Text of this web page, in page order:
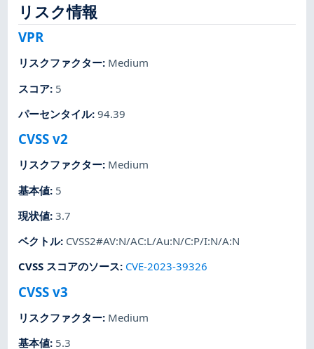
リスク情報
VPR
リスクファクター: Medium
スコア: 5
パーセンタイル:94.39
CVSS v2
リスクファクター: Medium
基本値: 5
現状値:3.7
ベクトル: CVSS2#AV:N/AC:L/Au:N/C:P/I:N/A:N
CVSS スコアのソース: CVE-2023-39326
CVSS v3
リスクファクター: Medium
基本値: 5.3